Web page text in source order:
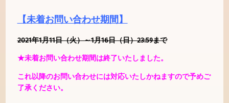
【未着お問い合わせ期間】
2021年1月11日（火）～1月16日（日）23:59まで
★未着お問い合わせ期間は終了いたしました。
これ以降のお問い合わせには対応いたしかねますので予めご
了承ください。